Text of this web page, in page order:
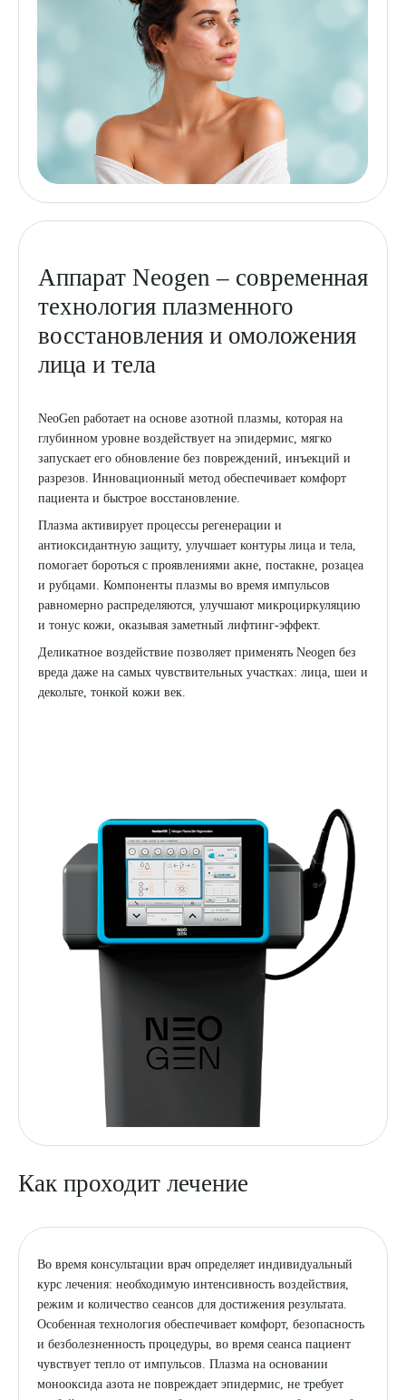
Аппарат Neogen – современная
технология плазменного
восстановления и омоложения
лица и тела
NeoGen работает на основе азотной плазмы, которая на
глубинном уровне воздействует на эпидермис, мягко
запускает его обновление без повреждений, инъекций и
разрезов. Инновационный метод обеспечивает комфорт
пациента и быстрое восстановление.
Плазма активирует процессы регенерации и
антиоксидантную защиту, улучшает контуры лица и тела,
помогает бороться с проявлениями акне, постакне, розацеа
и рубцами. Компоненты плазмы во время импульсов
равномерно распределяются, улучшают микроциркуляцию
и тонус кожи, оказывая заметный лифтинг-эффект.
Деликатное воздействие позволяет применять Neogen без
вреда даже на самых чувствительных участках: лица, шеи и
декольте, тонкой кожи век.
Как проходит лечение
Во время консультации врач определяет индивидуальный
курс лечения: необходимую интенсивность воздействия,
режим и количество сеансов для достижения результата.
Особенная технология обеспечивает комфорт, безопасность
и безболезненность процедуры, во время сеанса пациент
чувствует тепло от импульсов. Плазма на основании
монооксида азота не повреждает эпидермис, не требует